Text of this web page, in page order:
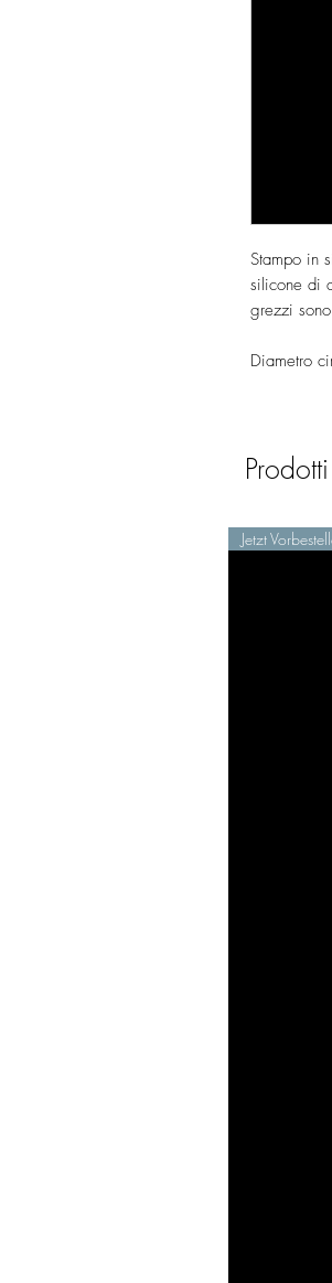
Stampo in
silicone di
grezzi
Diametro
Jetzt